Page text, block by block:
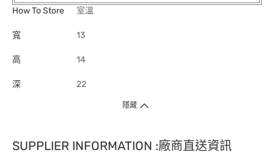
How To Store
室溫
寬 13
高 14
深 22
隱藏
SUPPLIER INFORMATION :廠商直送資訊